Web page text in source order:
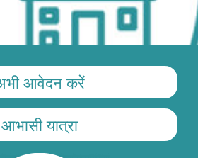
आवेदन करें
आभासी यात्रा